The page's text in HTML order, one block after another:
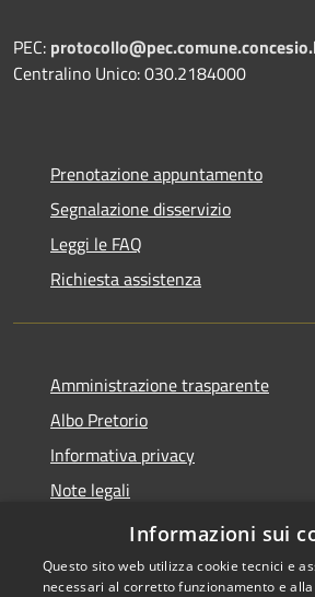
PEC:
Centralino Unico: 030.2184000
Prenotazione appuntamento
Segnalazione disservizio
Leggi le FAQ
Richiesta assistenza
Amministrazione trasparente
Albo Pretorio
Informativa privacy
Note legali
Dichiarazione di accessibilità
Informazioni sui
Questo sito web utilizza cookie tecnici e
necessari al corretto funzionamento e